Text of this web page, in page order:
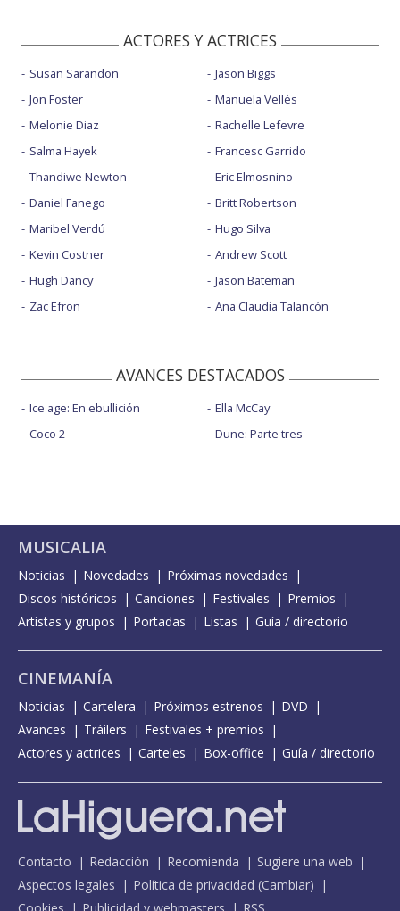
ACTORES Y ACTRICES
Susan Sarandon
Jon Foster
Melonie Diaz
Salma Hayek
Thandiwe Newton
Daniel Fanego
Maribel Verdú
Kevin Costner
Hugh Dancy
Zac Efron
Jason Biggs
Manuela Vellés
Rachelle Lefevre
Francesc Garrido
Eric Elmosnino
Britt Robertson
Hugo Silva
Andrew Scott
Jason Bateman
Ana Claudia Talancón
AVANCES DESTACADOS
Ice age: En ebullición
Coco 2
Ella McCay
Dune: Parte tres
MUSICALIA
Noticias Novedades
Próximas novedades
Discos históricos
Canciones Festivales
Premios
Artistas y grupos
Portadas Listas Guía / directorio
CINEMANÍA
Noticias Cartelera Próximos estrenos
DVD
Avances
Tráilers
Festivales + premios
Actores y actrices
Carteles Box-office Guía / directorio
Contacto Redacción Recomienda
Sugiere una web
Aspectos legales
Política de privacidad (Cambiar)
Cookies
Publicidad y webmasters RSS